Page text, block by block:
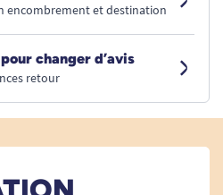
encombrement et destination
changer d’avis
retour